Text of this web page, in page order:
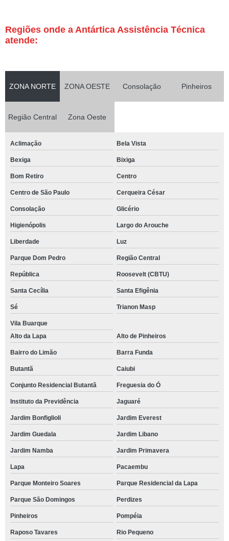
Regiões onde a Antártica Assistência Técnica
atende:
ZONA NORTE ZONA OESTE Consolação Pinheiros
Região Central Zona Oeste
Aclimação Bela Vista
Bexiga Bixiga
Bom Retiro Centro
Centro de São Paulo Cerqueira César
Consolação Glicério
Higienópolis Largo do Arouche
Liberdade Luz
Parque Dom Pedro Região Central
República Roosevelt (CBTU)
Santa Cecília Santa Efigênia
Sé Trianon Masp
Vila Buarque
Alto da Lapa
Alto de Pinheiros
Bairro do Limão Barra Funda
Butantã Caiubi
Conjunto Residencial Butantã Freguesia do Ó
Instituto da Previdência Jaguaré
Jardim Bonfiglioli Jardim Everest
Jardim Guedala Jardim Libano
Jardim Namba Jardim Primavera
Lapa Pacaembu
Parque Monteiro Soares Parque Residencial da Lapa
Parque São Domingos Perdizes
Pinheiros Pompéia
Raposo Tavares Rio Pequeno